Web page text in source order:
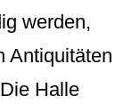
werden,
Antiquitäten
Halle